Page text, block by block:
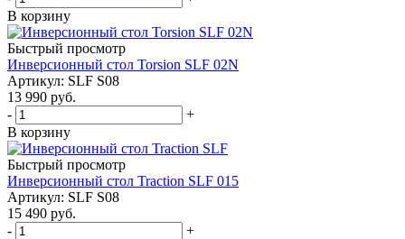
В корзину
Быстрый просмотр
Инверсионный стол Torsion SLF 02N
Артикул: SLF S08
13 990 руб.
-
+
В корзину
Быстрый просмотр
Инверсионный стол Traction SLF 015
Артикул: SLF S08
15 490 руб.
-
+